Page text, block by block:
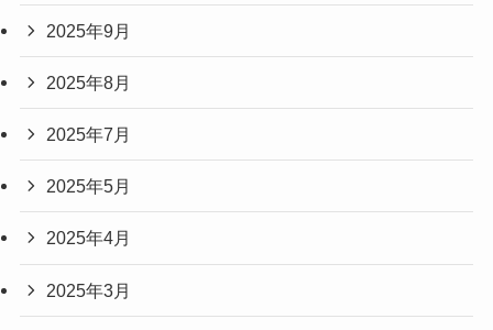
2025年9月
2025年8月
2025年7月
2025年5月
2025年4月
2025年3月